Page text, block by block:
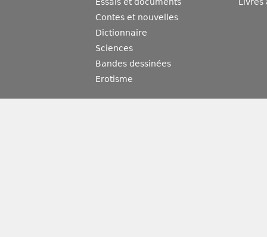
Essais et documents
Contes et nouvelles
Dictionnaire
Sciences
Bandes dessinées
Erotisme
Livres